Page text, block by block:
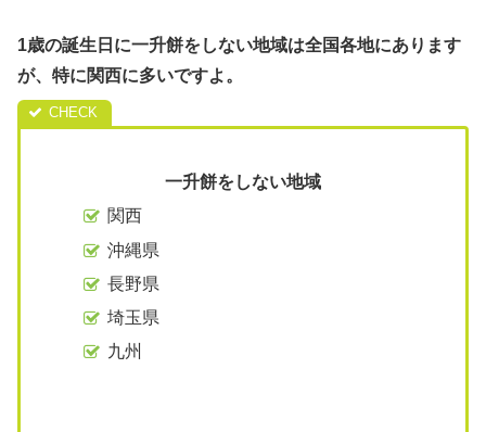
1歳の誕生日に一升餅をしない地域は全国各地にあります
が、特に関西に多いですよ。
一升餅をしない地域
関西
沖縄県
長野県
埼玉県
九州